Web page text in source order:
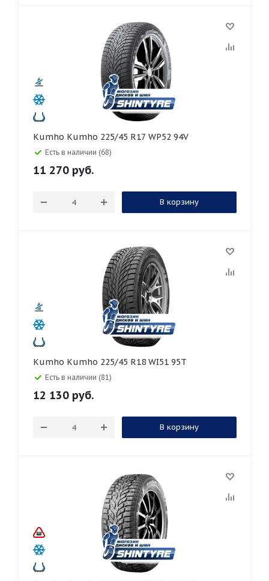
Kumho Kumho 225/45 R17 WP52 94V
Есть в наличии (68)
11 270 руб.
В корзину
Kumho Kumho 225/45 R18 WI51 95T
Есть в наличии (81)
12 130 руб.
В корзину